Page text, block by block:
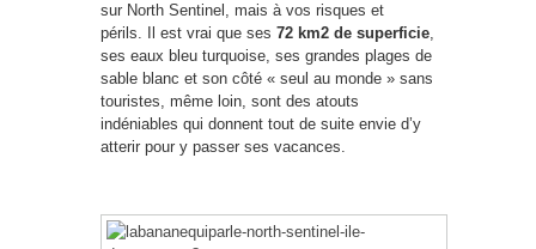
sur North Sentinel, mais à vos risques et
périls. Il est vrai que ses 72 km2 de superficie,
ses eaux bleu turquoise, ses grandes plages de
sable blanc et son côté « seul au monde » sans
touristes, même loin, sont des atouts
indéniables qui donnent tout de suite envie d’y
atterir pour y passer ses vacances.